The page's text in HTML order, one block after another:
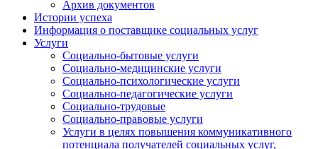
Архив документов
Истории успеха
Информация о поставщике социальных услуг
Услуги
Социально-бытовые услуги
Социально-медицинские услуги
Социально-психологические услуги
Социально-педагогические услуги
Социально-трудовые
Социально-правовые услуги
Услуги в целях повышения коммуникативного
потенциала получателей социальных услуг,